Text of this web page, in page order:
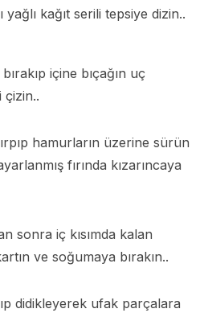
yağlı kağıt serili tepsiye dizin..
içine bıçağın uç
çizin..
hamurların üzerine sürün
fırında kızarıncaya
sonra iç kısımda kalan
ve soğumaya bırakın..
didikleyerek ufak parçalara